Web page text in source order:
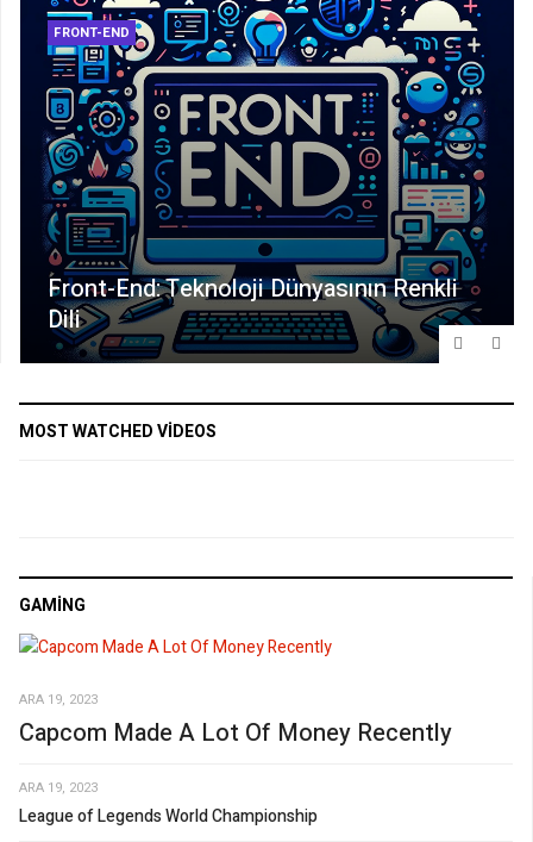
FRONT-END
Front-End: Teknoloji Dünyasının Renkli
Dili
MOST WATCHED VIDEOS
GAMING
ARA 19, 2023
Capcom Made A Lot Of Money Recently
ARA 19, 2023
League of Legends World Championship